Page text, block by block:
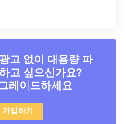
고 없이 대용량 파
고 싶으신가요?
레이드하세요
가입하기